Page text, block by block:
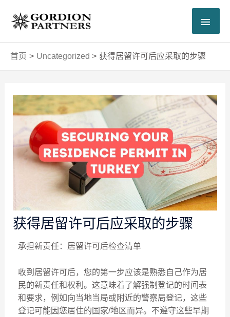
容
主
菜
单
首页 Uncategorized 获得居留许可后应采取的步骤
获得居留许可后应采取的步骤
承担新责任：居留许可后检查清单
收到居留许可后，您的第一步应该是熟悉自己作为居
民的新责任和权利。这意味着了解强制登记的时间表
和要求，例如向当地当局或附近的警察局登记，这些
登记可能因您居住的国家/地区而异。不遵守这些早期